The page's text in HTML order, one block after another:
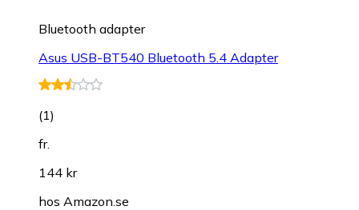
Bluetooth adapter
Asus USB-BT540 Bluetooth 5.4 Adapter
(1)
fr.
144 kr
hos Amazon.se